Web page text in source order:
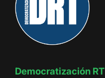
Democratización RT